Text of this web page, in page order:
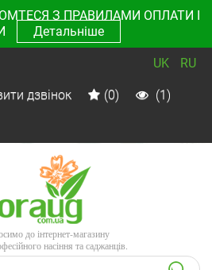
З ПРАВИЛАМИ ОПЛАТИ І
Детальніше
UK RU
дзвінок (0) (1)
до інтернет-магазину
насіння та саджанців.